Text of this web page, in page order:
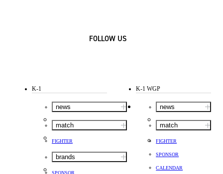
FOLLOW US
K-1
news
match
FIGHTER
brands
SPONSOR
K-1 WGP
news
match
FIGHTER
SPONSOR
CALENDAR